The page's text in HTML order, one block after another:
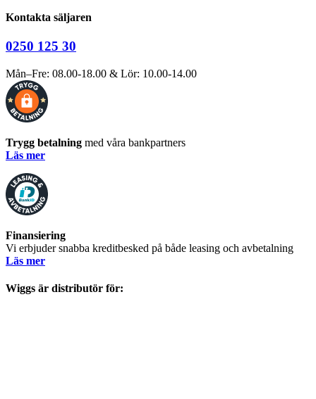
Kontakta säljaren
0250 125 30
Mån–Fre: 08.00-18.00 & Lör: 10.00-14.00
Trygg betalning med våra bankpartners
Läs mer
Finansiering
Vi erbjuder snabba kreditbesked på både leasing och avbetalning
Läs mer
Wiggs är distributör för: